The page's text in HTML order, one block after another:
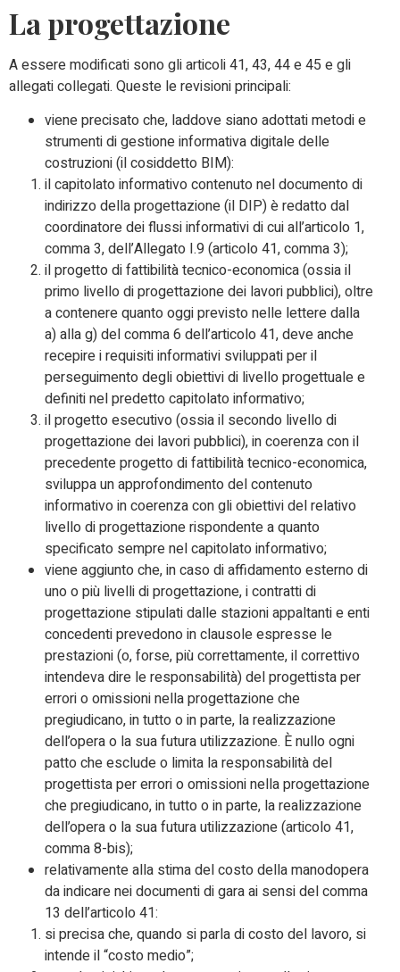
La progettazione
A essere modificati sono gli articoli 41, 43, 44 e 45 e gli
allegati collegati. Queste le revisioni principali:
viene precisato che, laddove siano adottati metodi e
strumenti di gestione informativa digitale delle
costruzioni (il cosiddetto BIM):
il capitolato informativo contenuto nel documento di
indirizzo della progettazione (il DIP) è redatto dal
coordinatore dei flussi informativi di cui all’articolo 1,
comma 3, dell’Allegato I.9 (articolo 41, comma 3);
il progetto di fattibilità tecnico-economica (ossia il
primo livello di progettazione dei lavori pubblici), oltre
a contenere quanto oggi previsto nelle lettere dalla
a) alla g) del comma 6 dell’articolo 41, deve anche
recepire i requisiti informativi sviluppati per il
perseguimento degli obiettivi di livello progettuale e
definiti nel predetto capitolato informativo;
il progetto esecutivo (ossia il secondo livello di
progettazione dei lavori pubblici), in coerenza con il
precedente progetto di fattibilità tecnico-economica,
sviluppa un approfondimento del contenuto
informativo in coerenza con gli obiettivi del relativo
livello di progettazione rispondente a quanto
specificato sempre nel capitolato informativo;
viene aggiunto che, in caso di affidamento esterno di
uno o più livelli di progettazione, i contratti di
progettazione stipulati dalle stazioni appaltanti e enti
concedenti prevedono in clausole espresse le
prestazioni (o, forse, più correttamente, il correttivo
intendeva dire le responsabilità) del progettista per
errori o omissioni nella progettazione che
pregiudicano, in tutto o in parte, la realizzazione
dell’opera o la sua futura utilizzazione. È nullo ogni
patto che esclude o limita la responsabilità del
progettista per errori o omissioni nella progettazione
che pregiudicano, in tutto o in parte, la realizzazione
dell’opera o la sua futura utilizzazione (articolo 41,
comma 8-bis);
relativamente alla stima del costo della manodopera
da indicare nei documenti di gara ai sensi del comma
13 dell’articolo 41:
si precisa che, quando si parla di costo del lavoro, si
intende il “costo medio”;